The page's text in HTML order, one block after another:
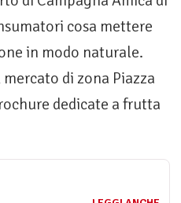
cosa mettere
in modo naturale.
di zona Piazza
dedicate a frutta